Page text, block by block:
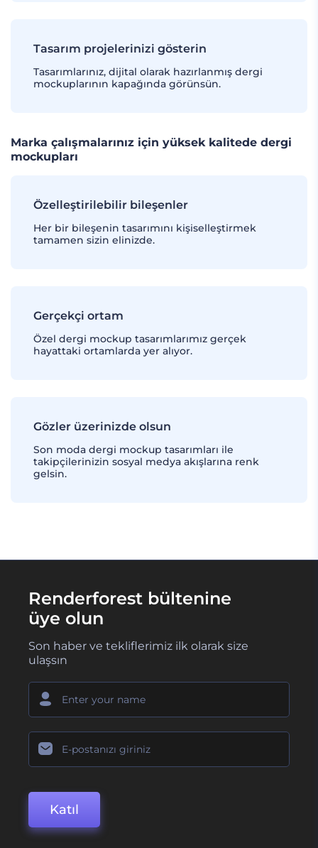
Tasarım projelerinizi gösterin
Tasarımlarınız, dijital olarak hazırlanmış dergi
mockuplarının kapağında görünsün.
Marka çalışmalarınız için yüksek kalitede dergi
mockupları
Özelleştirilebilir bileşenler
Her bir bileşenin tasarımını kişiselleştirmek
tamamen sizin elinizde.
Gerçekçi ortam
Özel dergi mockup tasarımlarımız gerçek
hayattaki ortamlarda yer alıyor.
Gözler üzerinizde olsun
Son moda dergi mockup tasarımları ile
takipçilerinizin sosyal medya akışlarına renk
gelsin.
Renderforest bültenine
üye olun
Son haber ve tekliflerimiz ilk olarak size
ulaşsın
Katıl